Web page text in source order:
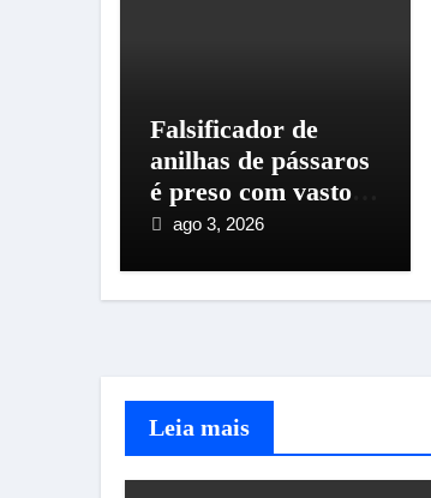
Falsificador de
anilhas de pássaros
é preso com vasto
material
ago 3, 2026
Leia mais